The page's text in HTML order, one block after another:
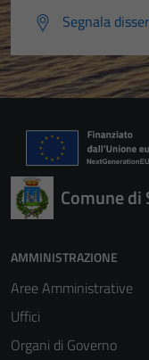
Segnala
Comune
AMMINISTRAZIONE
Aree Amministrative
Uffici
Organi di Governo